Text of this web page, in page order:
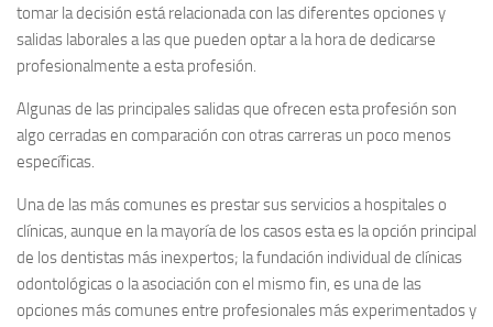
tomar la decisión está relacionada con las diferentes opciones y
salidas laborales a las que pueden optar a la hora de dedicarse
profesionalmente a esta profesión.
Algunas de las principales salidas que ofrecen esta profesión son
algo cerradas en comparación con otras carreras un poco menos
específicas.
Una de las más comunes es prestar sus servicios a hospitales o
clínicas, aunque en la mayoría de los casos esta es la opción principal
de los dentistas más inexpertos; la fundación individual de clínicas
odontológicas o la asociación con el mismo fin, es una de las
opciones más comunes entre profesionales más experimentados y